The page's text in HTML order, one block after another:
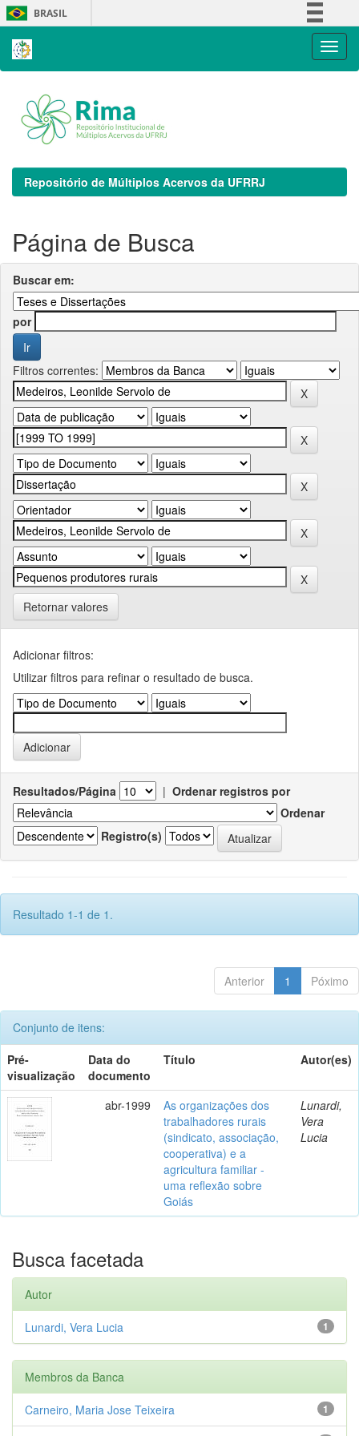
Skip
navigation
BRASIL
Repositório de Múltiplos Acervos da UFRRJ
Página de Busca
Buscar em:
por
Filtros correntes:
Retornar valores
Adicionar filtros:
Utilizar filtros para refinar o resultado de busca.
Resultados/Página | Ordenar registros por
Ordenar
Registro(s)
Resultado 1-1 de 1.
Anterior 1 Póximo
Conjunto de itens:
Pré-
visualização
Data do
documento
Título Autor(es)
abr-1999
As organizações dos
trabalhadores rurais
(sindicato, associação,
cooperativa) e a
agricultura familiar -
uma reflexão sobre
Goiás
Lunardi,
Vera
Lucia
Busca facetada
Autor
1
Lunardi, Vera Lucia
Membros da Banca
1
Carneiro, Maria Jose Teixeira